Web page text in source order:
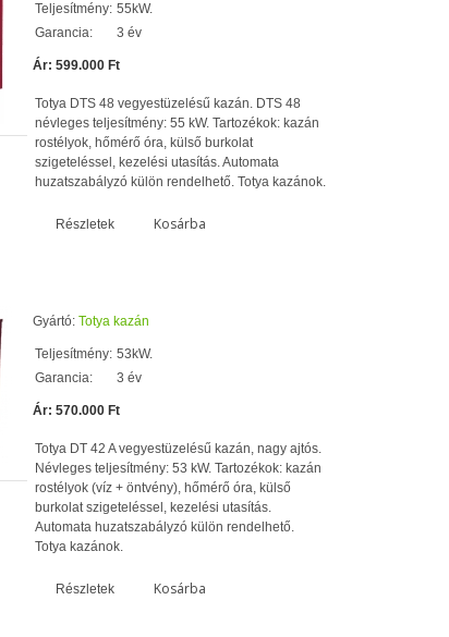
Teljesítmény: 55kW.
Garancia:
3 év
Ár: 599.000 Ft
Totya DTS 48 vegyestüzelésű kazán. DTS 48
névleges teljesítmény: 55 kW. Tartozékok: kazán
rostélyok, hőmérő óra, külső burkolat
szigeteléssel, kezelési utasítás. Automata
huzatszabályzó külön rendelhető. Totya kazánok.
Részletek Kosárba
Gyártó: Totya kazán
Teljesítmény: 53kW.
Garancia:
3 év
Ár: 570.000 Ft
Totya DT 42 A vegyestüzelésű kazán, nagy ajtós.
Névleges teljesítmény: 53 kW. Tartozékok: kazán
rostélyok (víz + öntvény), hőmérő óra, külső
burkolat szigeteléssel, kezelési utasítás.
Automata huzatszabályzó külön rendelhető.
Totya kazánok.
Részletek Kosárba